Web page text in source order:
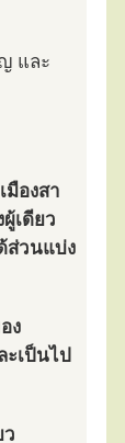
และ
มืองสา
เดียว
ส่วนแบ่ง
ง
เป็นไป
ว